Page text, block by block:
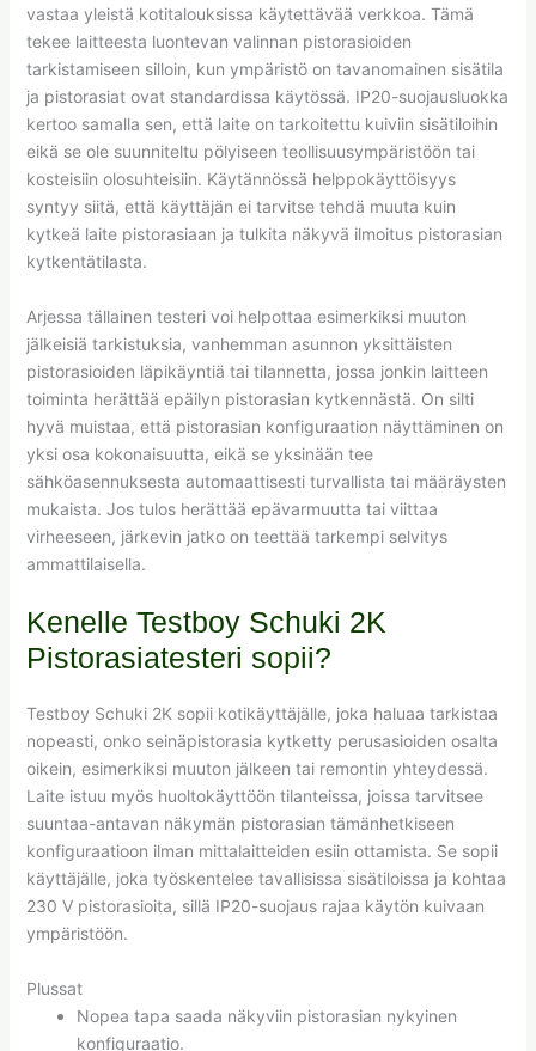
vastaa yleistä kotitalouksissa käytettävää verkkoa. Tämä
tekee laitteesta luontevan valinnan pistorasioiden
tarkistamiseen silloin, kun ympäristö on tavanomainen sisätila
ja pistorasiat ovat standardissa käytössä. IP20-suojausluokka
kertoo samalla sen, että laite on tarkoitettu kuiviin sisätiloihin
eikä se ole suunniteltu pölyiseen teollisuusympäristöön tai
kosteisiin olosuhteisiin. Käytännössä helppokäyttöisyys
syntyy siitä, että käyttäjän ei tarvitse tehdä muuta kuin
kytkeä laite pistorasiaan ja tulkita näkyvä ilmoitus pistorasian
kytkentätilasta.
Arjessa tällainen testeri voi helpottaa esimerkiksi muuton
jälkeisiä tarkistuksia, vanhemman asunnon yksittäisten
pistorasioiden läpikäyntiä tai tilannetta, jossa jonkin laitteen
toiminta herättää epäilyn pistorasian kytkennästä. On silti
hyvä muistaa, että pistorasian konfiguraation näyttäminen on
yksi osa kokonaisuutta, eikä se yksinään tee
sähköasennuksesta automaattisesti turvallista tai määräysten
mukaista. Jos tulos herättää epävarmuutta tai viittaa
virheeseen, järkevin jatko on teettää tarkempi selvitys
ammattilaisella.
Kenelle Testboy Schuki 2K
Pistorasiatesteri sopii?
Testboy Schuki 2K sopii kotikäyttäjälle, joka haluaa tarkistaa
nopeasti, onko seinäpistorasia kytketty perusasioiden osalta
oikein, esimerkiksi muuton jälkeen tai remontin yhteydessä.
Laite istuu myös huoltokäyttöön tilanteissa, joissa tarvitsee
suuntaa-antavan näkymän pistorasian tämänhetkiseen
konfiguraatioon ilman mittalaitteiden esiin ottamista. Se sopii
käyttäjälle, joka työskentelee tavallisissa sisätiloissa ja kohtaa
230 V pistorasioita, sillä IP20-suojaus rajaa käytön kuivaan
ympäristöön.
Plussat
Nopea tapa saada näkyviin pistorasian nykyinen
konfiguraatio.